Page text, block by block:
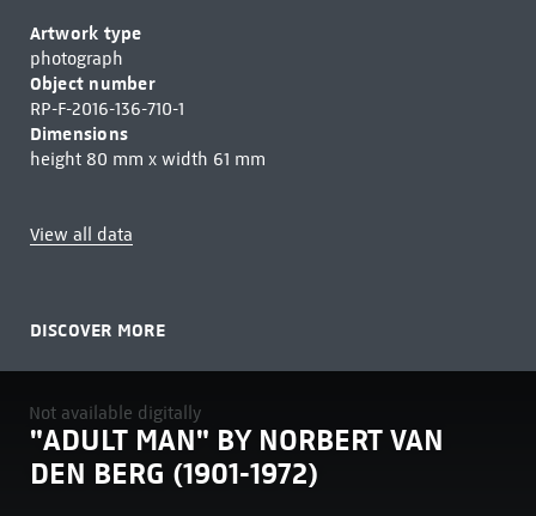
Artwork type
photograph
Object number
RP-F-2016-136-710-1
Dimensions
height 80 mm x width 61 mm
View all data
DISCOVER MORE
"ADULT MAN" BY NORBERT VAN
DEN BERG (1901-1972)
Not available digitally